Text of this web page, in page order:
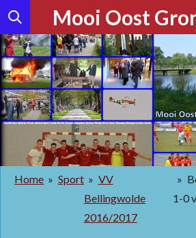
Ga
direct
naar
de
hoofdinhoud
Mooi Oost
Home » Sport » VV
Bellingwolde
2016/2017
»
1-0